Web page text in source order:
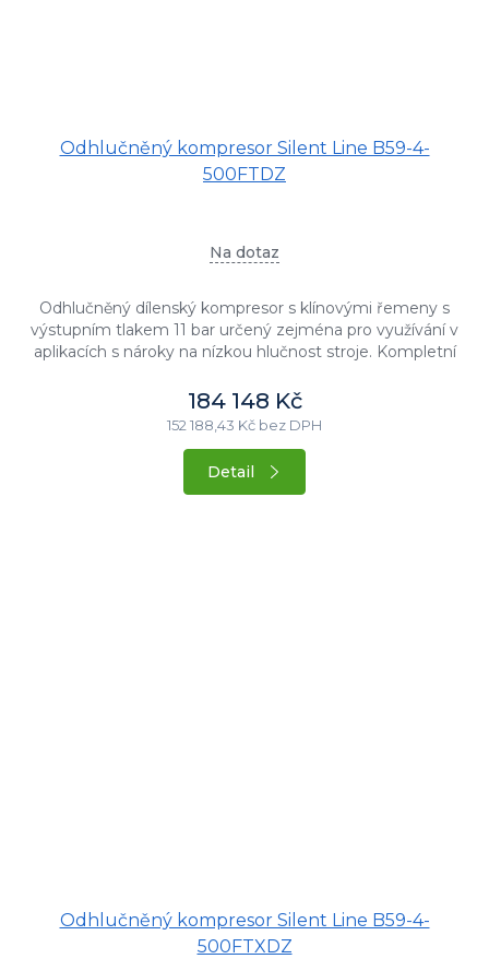
Odhlučněný kompresor Silent Line B59-4-
500FTDZ
Na dotaz
Odhlučněný dílenský kompresor s klínovými řemeny s
výstupním tlakem 11 bar určený zejména pro využívání v
aplikacích s nároky na nízkou hlučnost stroje. Kompletní
184 148 Kč
152 188,43 Kč bez DPH
Detail
Odhlučněný kompresor Silent Line B59-4-
500FTXDZ